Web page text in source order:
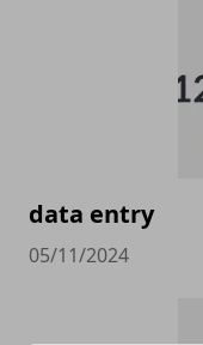
data entry
05/11/2024